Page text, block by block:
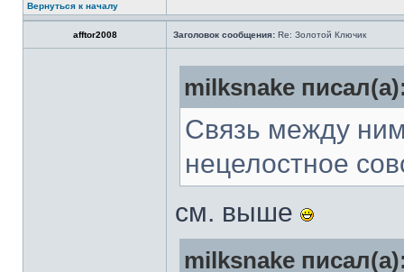
Вернуться к началу
afftor2008 Заголовок сообщения: Re: Золотой Ключик
milksnake
Связь между
нецелостное
см. выше
milksnake